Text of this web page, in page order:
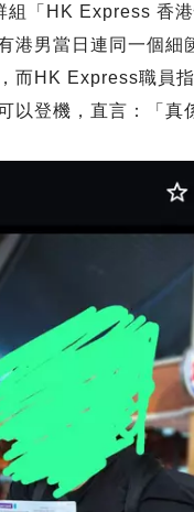
組「HK Express 香
港男當日連同一個細
而HK Express職員
以登機，直言：「真